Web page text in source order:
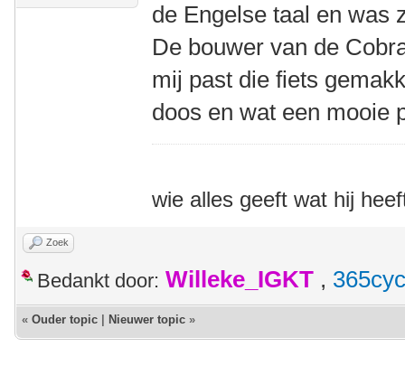
de Engelse taal en was
De bouwer van de
mij past die fiets
doos en wat een mooie
wie alles geeft wat hij
Zoek
Bedankt door: Willeke_IGKT ,
« Ouder topic Nieuwer topic »